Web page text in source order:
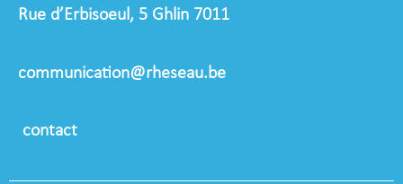
Rue d’Erbisoeul, 5 Ghlin 7011
communication@rheseau.be
contact